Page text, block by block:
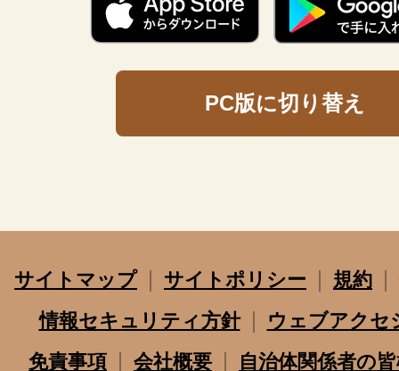
PC版に切り替え
サイトマップ サイトポリシー
規約
情報セキュリティ方針
ウェブアクセ
免責事項
会社概要 自治体関係者の